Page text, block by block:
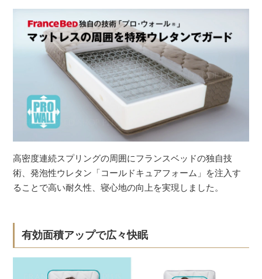
高密度連続スプリングの周囲にフランスベッドの独自技
術、発泡性ウレタン「コールドキュアフォーム」を注入す
ることで高い耐久性、寝心地の向上を実現しました。
有効面積アップで広々快眠